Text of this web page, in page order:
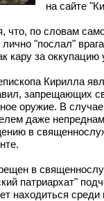
на сайте
что, по словам
"послал"
кару за оккупацию
Кирилла
запрещающих
оружие. В
даже
в
в
патриархат"
находиться